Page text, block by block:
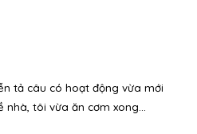
tả câu có hoạt động vừa mới
tôi vừa ăn cơm xong…